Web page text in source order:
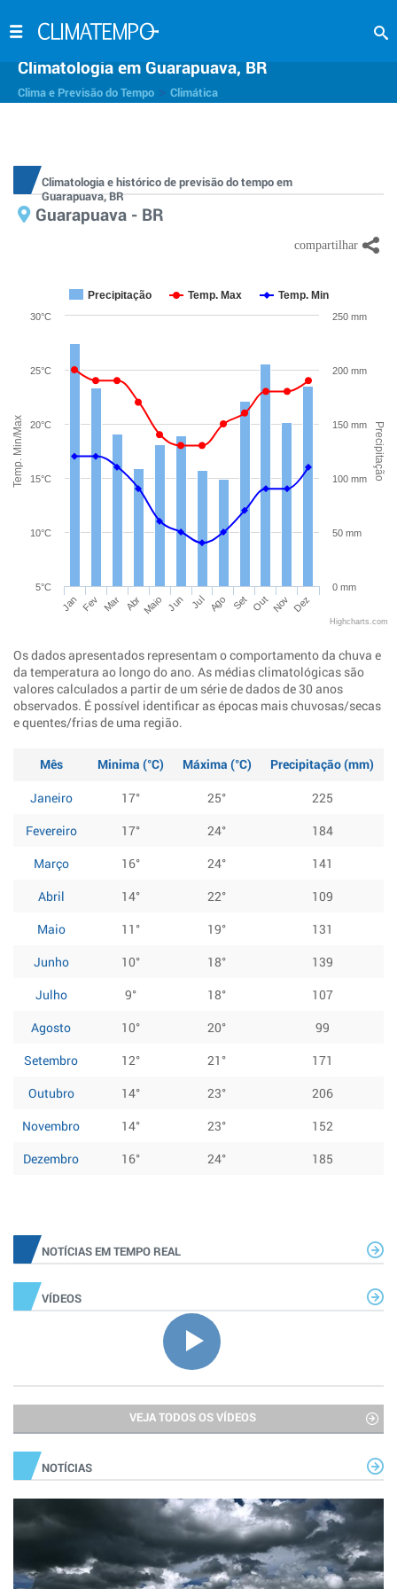
Climatologia em Guarapuava, BR
Clima e Previsão do Tempo Climática
Climatologia e histórico de previsão do tempo em
Guarapuava, BR
Guarapuava - BR
Temp. Min/Max Precipitação
Precipitação Temp. Max Temp. Min
Jan Fev Mar Abr Maio Jun Jul Ago Set Out Nov Dez
5°C
10°C
15°C
20°C
25°C
30°C
0 mm
50 mm
100 mm
150 mm
200 mm
250 mm
Highcharts.com
Os dados apresentados representam o comportamento da chuva e
da temperatura ao longo do ano. As médias climatológicas são
valores calculados a partir de um série de dados de 30 anos
observados. É possível identificar as épocas mais chuvosas/secas
e quentes/frias de uma região.
Mês Minima (°C) Máxima (°C)
Precipitação (mm)
Janeiro
17° 25°
225
Fevereiro
17° 24°
184
Março
16° 24°
141
Abril
14° 22°
109
Maio
11° 19°
131
Junho
10° 18°
139
Julho
9° 18°
107
Agosto
10° 20°
99
Setembro
12° 21°
171
Outubro
14° 23°
206
Novembro
14° 23°
152
Dezembro
16° 24° 185
NOTÍCIAS EM TEMPO REAL
VÍDEOS
VEJA TODOS OS VÍDEOS
NOTÍCIAS